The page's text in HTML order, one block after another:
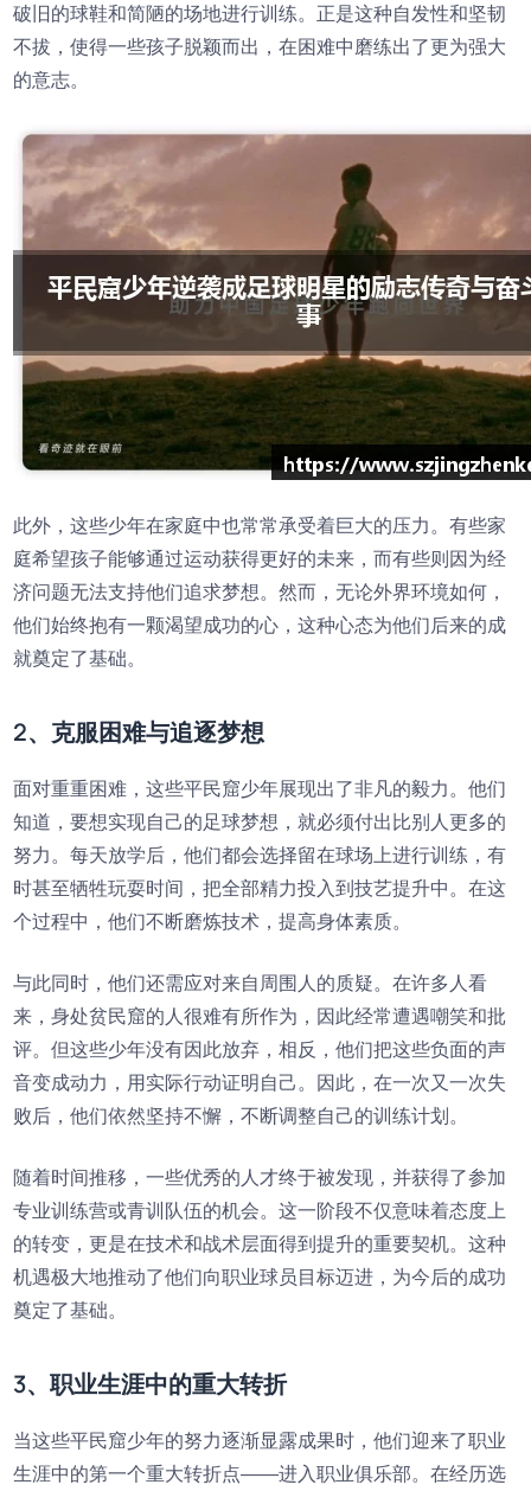
破旧的球鞋和简陋的场地进行训练。正是这种自发性和坚韧
不拔，使得一些孩子脱颖而出，在困难中磨练出了更为强大
的意志。
此外，这些少年在家庭中也常常承受着巨大的压力。有些家
庭希望孩子能够通过运动获得更好的未来，而有些则因为经
济问题无法支持他们追求梦想。然而，无论外界环境如何，
他们始终抱有一颗渴望成功的心，这种心态为他们后来的成
就奠定了基础。
2、克服困难与追逐梦想
面对重重困难，这些平民窟少年展现出了非凡的毅力。他们
知道，要想实现自己的足球梦想，就必须付出比别人更多的
努力。每天放学后，他们都会选择留在球场上进行训练，有
时甚至牺牲玩耍时间，把全部精力投入到技艺提升中。在这
个过程中，他们不断磨炼技术，提高身体素质。
与此同时，他们还需应对来自周围人的质疑。在许多人看
来，身处贫民窟的人很难有所作为，因此经常遭遇嘲笑和批
评。但这些少年没有因此放弃，相反，他们把这些负面的声
音变成动力，用实际行动证明自己。因此，在一次又一次失
败后，他们依然坚持不懈，不断调整自己的训练计划。
随着时间推移，一些优秀的人才终于被发现，并获得了参加
专业训练营或青训队伍的机会。这一阶段不仅意味着态度上
的转变，更是在技术和战术层面得到提升的重要契机。这种
机遇极大地推动了他们向职业球员目标迈进，为今后的成功
奠定了基础。
3、职业生涯中的重大转折
当这些平民窟少年的努力逐渐显露成果时，他们迎来了职业
生涯中的第一个重大转折点——进入职业俱乐部。在经历选